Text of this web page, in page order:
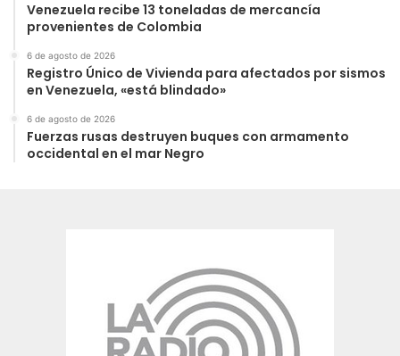
Venezuela recibe 13 toneladas de mercancía
provenientes de Colombia
6 de agosto de 2026
Registro Único de Vivienda para afectados por sismos
en Venezuela, «está blindado»
6 de agosto de 2026
Fuerzas rusas destruyen buques con armamento
occidental en el mar Negro